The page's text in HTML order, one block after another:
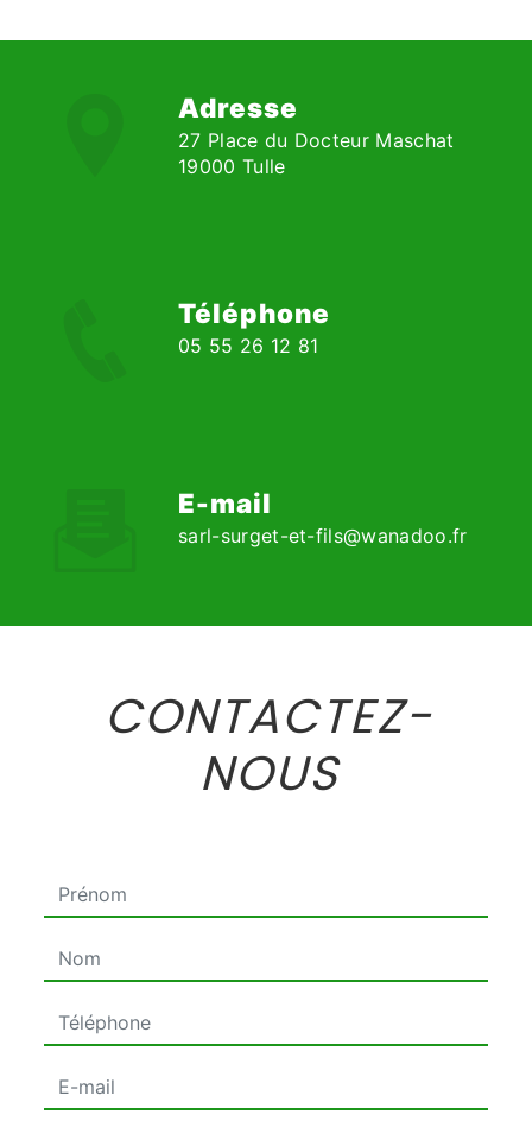
Adresse
27 Place du Docteur Maschat
19000 Tulle
Téléphone
05 55 26 12 81
E-mail
sarl-surget-et-fils@wanadoo.fr
CONTACTEZ-
NOUS